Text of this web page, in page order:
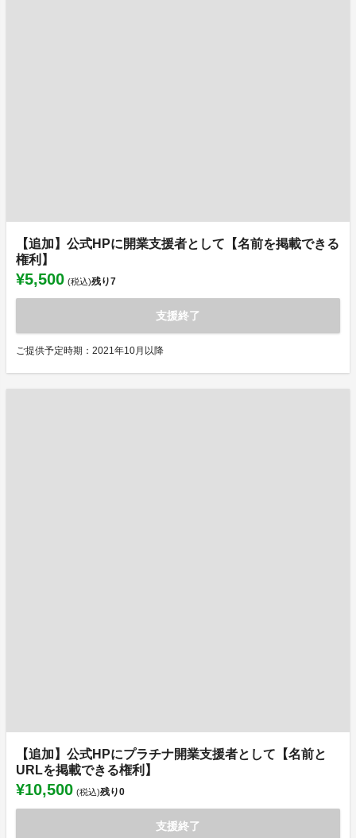
【追加】公式HPに開業支援者として【名前を掲載できる
権利】
¥5,500 (税込)残り7
支援終了
ご提供予定時期：2021年10月以降
【追加】公式HPにプラチナ開業支援者として【名前と
URLを掲載できる権利】
¥10,500 (税込)残り0
支援終了